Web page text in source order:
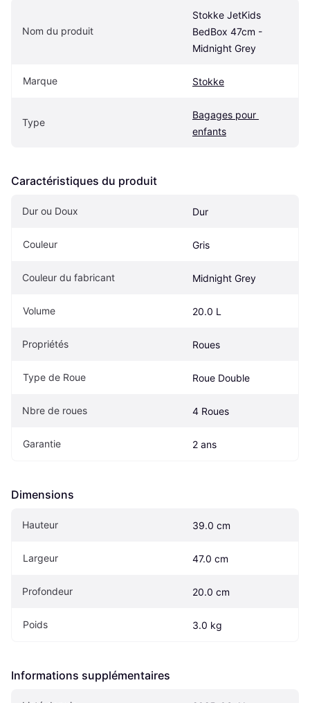
Nom du produit
Stokke JetKids
BedBox 47cm -
Midnight Grey
Marque Stokke
Type
Bagages pour
enfants
Caractéristiques du produit
Dur ou Doux Dur
Couleur Gris
Couleur du fabricant Midnight Grey
Volume 20.0 L
Propriétés Roues
Type de Roue Roue Double
Nbre de roues 4 Roues
Garantie 2 ans
Dimensions
Hauteur 39.0 cm
Largeur 47.0 cm
Profondeur 20.0 cm
Poids 3.0 kg
Informations supplémentaires